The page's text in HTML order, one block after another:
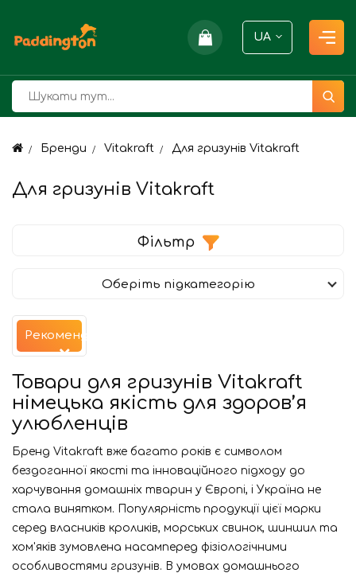
UA
Бренди Vitakraft Для гризунів Vitakraft
Для гризунів Vitakraft
Фільтр
Оберіть підкатегорію
Рекомендуємо
Товари для гризунів Vitakraft
німецька якість для здоров’я
улюбленців
Бренд Vitakraft вже багато років є символом
бездоганної якості та інноваційного підходу до
харчування домашніх тварин у Європі, і Україна не
стала винятком. Популярність продукції цієї марки
серед власників кроликів, морських свинок, шиншил та
хом'яків зумовлена насамперед фізіологічними
особливостями гризунів. В умовах домашнього